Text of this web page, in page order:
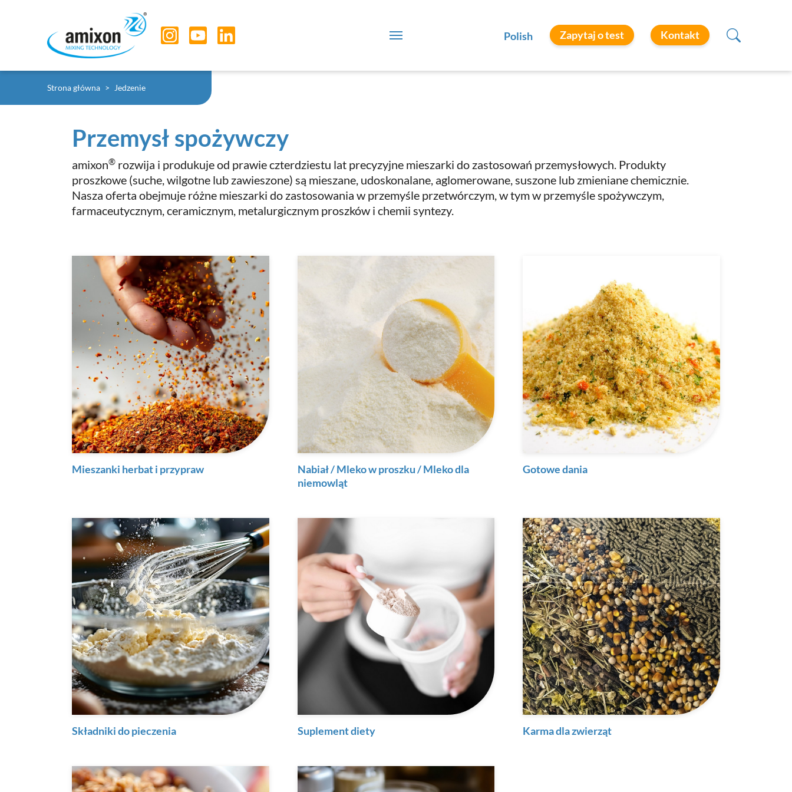
Polish Zapytaj o test Kontakt
You are here:
Strona główna Jedzenie
Przemysł spożywczy
amixon® rozwija i produkuje od prawie czterdziestu lat precyzyjne mieszarki do zastosowań przemysłowych. Produkty
proszkowe (suche, wilgotne lub zawieszone) są mieszane, udoskonalane, aglomerowane, suszone lub zmieniane chemicznie.
Nasza oferta obejmuje różne mieszarki do zastosowania w przemyśle przetwórczym, w tym w przemyśle spożywczym,
farmaceutycznym, ceramicznym, metalurgicznym proszków i chemii syntezy.
Mieszanki herbat i przypraw
Nabiał / Mleko w proszku / Mleko dla
niemowląt
Gotowe dania
Składniki do pieczenia Suplement diety Karma dla zwierząt